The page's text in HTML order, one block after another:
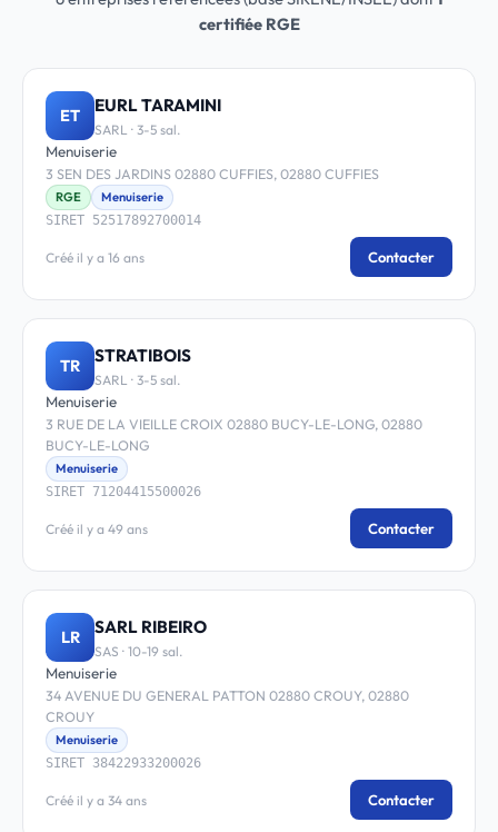
certifiée RGE
ET EURL TARAMINI
SARL · 3-5 sal.
Menuiserie
3 SEN DES JARDINS 02880 CUFFIES, 02880 CUFFIES
RGE
Menuiserie
SIRET 52517892700014
Créé il y a 16 ans Contacter
TR STRATIBOIS
SARL · 3-5 sal.
Menuiserie
3 RUE DE LA VIEILLE CROIX 02880 BUCY-LE-LONG, 02880
BUCY-LE-LONG
Menuiserie
SIRET 71204415500026
Créé il y a 49 ans Contacter
LR SARL RIBEIRO
SAS · 10-19 sal.
Menuiserie
34 AVENUE DU GENERAL PATTON 02880 CROUY, 02880
CROUY
Menuiserie
SIRET 38422933200026
Créé il y a 34 ans Contacter